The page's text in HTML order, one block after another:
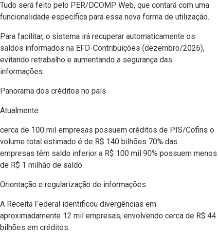
Tudo será feito pelo PER/DCOMP Web, que contará com uma
funcionalidade específica para essa nova forma de utilização.
Para facilitar, o sistema irá recuperar automaticamente os
saldos informados na EFD-Contribuições (dezembro/2026),
evitando retrabalho e aumentando a segurança das
informações.
Panorama dos créditos no país
Atualmente:
cerca de 100 mil empresas possuem créditos de PIS/Cofins o
volume total estimado é de R$ 140 bilhões 70% das
empresas têm saldo inferior a R$ 100 mil 90% possuem menos
de R$ 1 milhão de saldo
Orientação e regularização de informações
A Receita Federal identificou divergências em
aproximadamente 12 mil empresas, envolvendo cerca de R$ 44
bilhões em créditos.